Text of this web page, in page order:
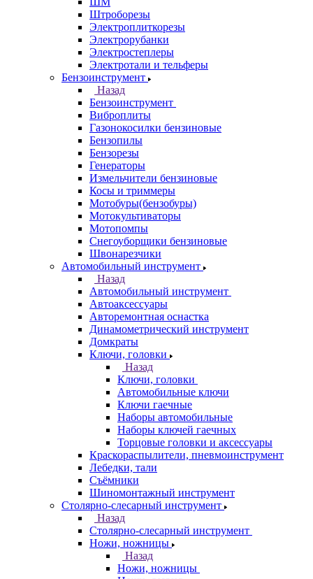
Штроборезы
Электроплиткорезы
Электрорубанки
Электростеплеры
Электротали и тельферы
Бензоинструмент
Назад
Бензоинструмент
Виброплиты
Газонокосилки бензиновые
Бензопилы
Бензорезы
Генераторы
Измельчители бензиновые
Косы и триммеры
Мотобуры(бензобуры)
Мотокультиваторы
Мотопомпы
Снегоуборщики бензиновые
Швонарезчики
Автомобильный инструмент
Назад
Автомобильный инструмент
Автоаксессуары
Авторемонтная оснастка
Динамометрический инструмент
Домкраты
Ключи, головки
Назад
Ключи, головки
Автомобильные ключи
Ключи гаечные
Наборы автомобильные
Наборы ключей гаечных
Торцовые головки и аксессуары
Краскораспылители, пневмоинструмент
Лебедки, тали
Съёмники
Шиномонтажный инструмент
Столярно-слесарный инструмент
Назад
Столярно-слесарный инструмент
Ножи, ножницы
Назад
Ножи, ножницы